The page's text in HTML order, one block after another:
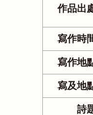
作品出
寫作時
寫作地
寫及地
詩